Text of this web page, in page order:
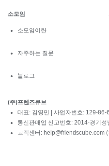
소모임
소모임이란
자주하는 질문
블로그
(주)프렌즈큐브
대표: 김영민 | 사업자번호: 129-86-
통신판매업 신고번호: 2014-경기
고객센터: help@friendscube.com